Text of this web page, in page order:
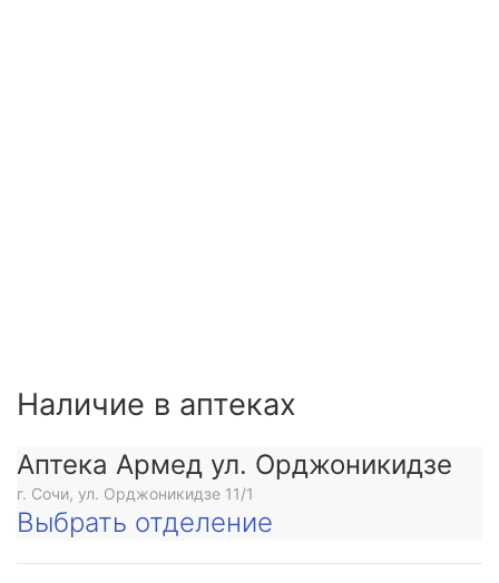
Наличие в аптеках
Аптека Армед ул. Орджоникидзе
г. Сочи, ул. Орджоникидзе 11/1
Выбрать отделение